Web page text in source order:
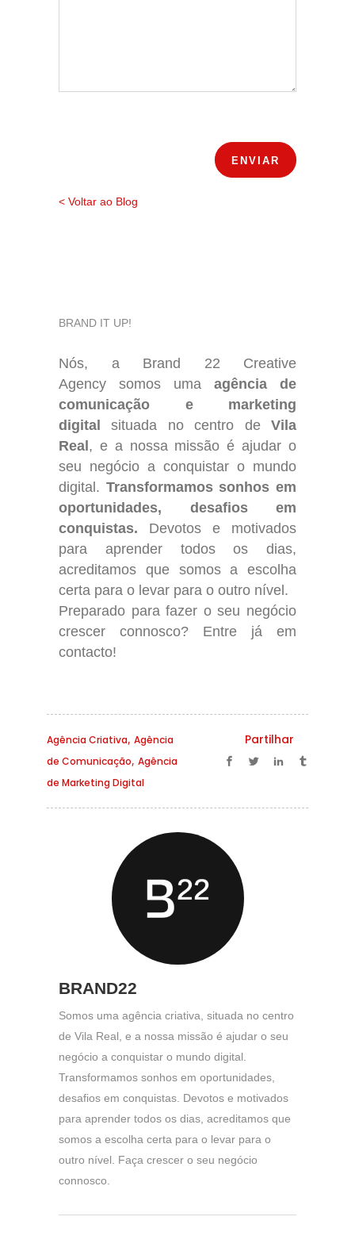
< Voltar ao Blog
BRAND IT UP!
Nós, a Brand 22 Creative
Agency somos uma agência de
comunicação e marketing
digital
situada no centro deVila
Real , e a nossa missão é ajudar o
seu negócio a conquistar o mundo
digital. Transformamos sonhos em
oportunidades, desafios em
conquistas. Devotos e motivados
para aprender todos os dias,
acreditamos que somos a escolha
certa para o levar para o outro nível.
Preparado para fazer o seu negócio
crescer connosco? Entre já em
contacto!
Agência Criativa, Agência
de Comunicação, Agência
de Marketing Digital
Partilhar
BRAND22
Somos uma agência criativa, situada no centro
de Vila Real, e a nossa missão é ajudar o seu
negócio a conquistar o mundo digital.
Transformamos sonhos em oportunidades,
desafios em conquistas. Devotos e motivados
para aprender todos os dias, acreditamos que
somos a escolha certa para o levar para o
outro nível. Faça crescer o seu negócio
connosco.